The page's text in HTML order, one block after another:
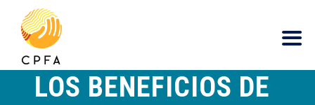
contenido
LOS BENEFICIOS DE